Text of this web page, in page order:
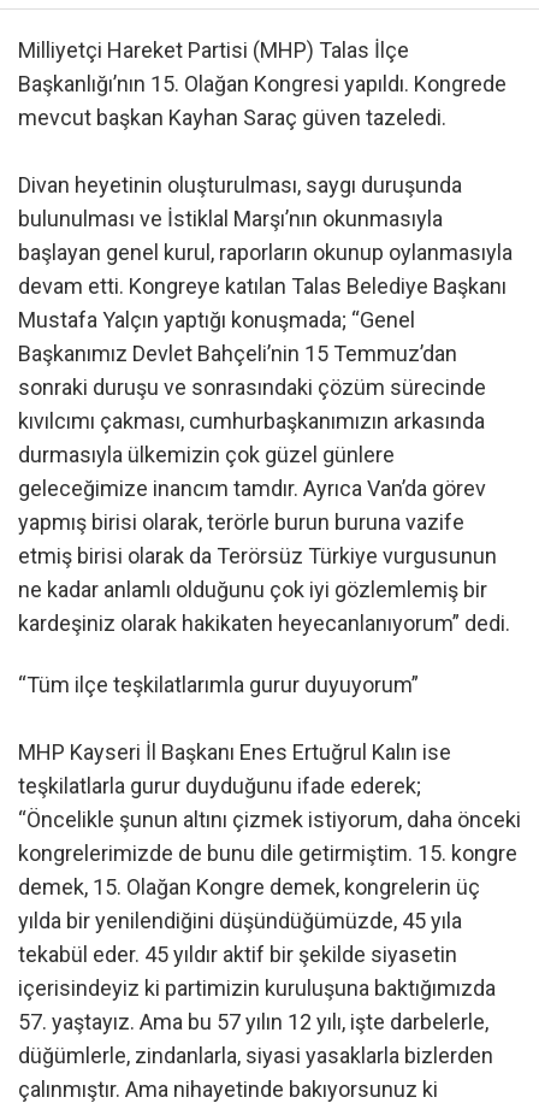
Milliyetçi Hareket Partisi (MHP) Talas İlçe
Başkanlığı’nın 15. Olağan Kongresi yapıldı. Kongrede
mevcut başkan Kayhan Saraç güven tazeledi.
Divan heyetinin oluşturulması, saygı duruşunda
bulunulması ve İstiklal Marşı’nın okunmasıyla
başlayan genel kurul, raporların okunup oylanmasıyla
devam etti. Kongreye katılan Talas Belediye Başkanı
Mustafa Yalçın yaptığı konuşmada; “Genel
Başkanımız Devlet Bahçeli’nin 15 Temmuz’dan
sonraki duruşu ve sonrasındaki çözüm sürecinde
kıvılcımı çakması, cumhurbaşkanımızın arkasında
durmasıyla ülkemizin çok güzel günlere
geleceğimize inancım tamdır. Ayrıca Van’da görev
yapmış birisi olarak, terörle burun buruna vazife
etmiş birisi olarak da Terörsüz Türkiye vurgusunun
ne kadar anlamlı olduğunu çok iyi gözlemlemiş bir
kardeşiniz olarak hakikaten heyecanlanıyorum” dedi.
“Tüm ilçe teşkilatlarımla gurur duyuyorum”
MHP Kayseri İl Başkanı Enes Ertuğrul Kalın ise
teşkilatlarla gurur duyduğunu ifade ederek;
“Öncelikle şunun altını çizmek istiyorum, daha önceki
kongrelerimizde de bunu dile getirmiştim. 15. kongre
demek, 15. Olağan Kongre demek, kongrelerin üç
yılda bir yenilendiğini düşündüğümüzde, 45 yıla
tekabül eder. 45 yıldır aktif bir şekilde siyasetin
içerisindeyiz ki partimizin kuruluşuna baktığımızda
57. yaştayız. Ama bu 57 yılın 12 yılı, işte darbelerle,
düğümlerle, zindanlarla, siyasi yasaklarla bizlerden
çalınmıştır. Ama nihayetinde bakıyorsunuz ki